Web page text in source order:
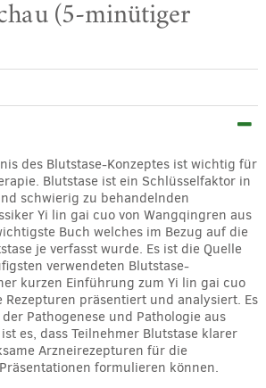
(5-minütiger
des Blutstase-Konzeptes ist wichtig für
Blutstase ist ein Schlüsselfaktor in
schwierig zu behandelnden
Yi lin gai cuo von Wangqingren aus
Buch welches im Bezug auf die
je verfasst wurde. Es ist die Quelle
verwendeten Blutstase-
kurzen Einführung zum Yi lin gai cuo
Rezepturen präsentiert und analysiert. Es
Pathogenese und Pathologie aus
es, dass Teilnehmer Blutstase klarer
Arzneirezepturen für die
formulieren können.